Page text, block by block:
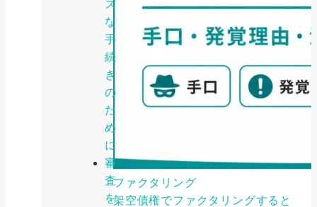
ズ
な
手
続
き
の
た
め
に
審
査
を
ファクタリング
架空債権でファクタリングすると